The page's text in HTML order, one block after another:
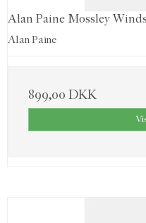
Alan Paine Mossley
Alan Paine
899,00 DKK